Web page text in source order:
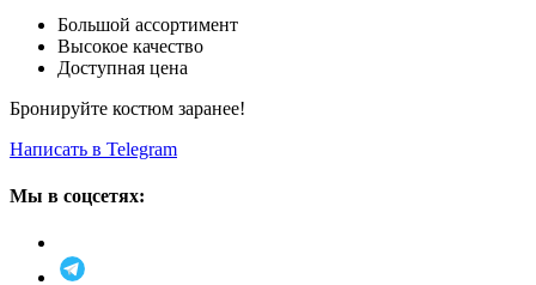
Большой ассортимент
Высокое качество
Доступная цена
Бронируйте костюм заранее!
Написать в Telegram
Мы в соцсетях: